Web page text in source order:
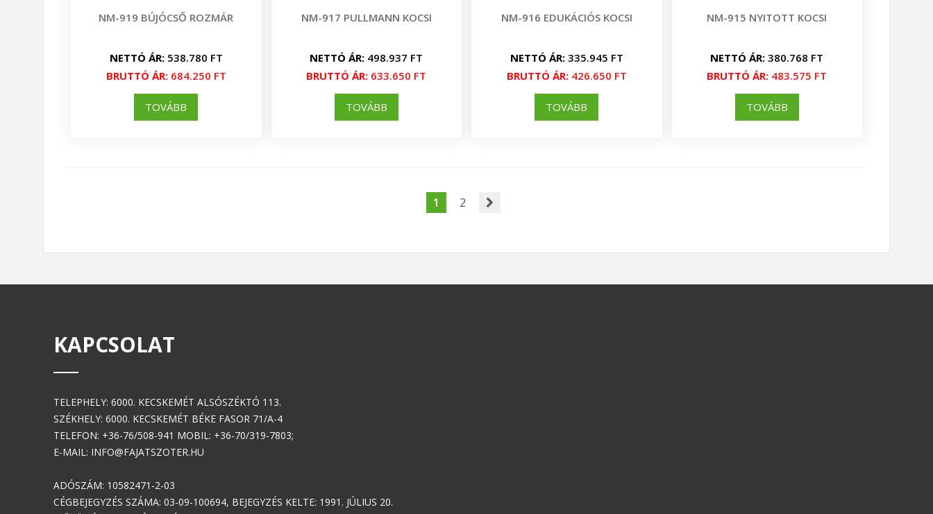
NM-919 BÚJÓCSŐ ROZMÁR
NETTÓ ÁR:538.780 FT
BRUTTÓ ÁR:684.250 FT
TOVÁBB
NM-917 PULLMANN KOCSI
NETTÓ ÁR: 498.937 FT
BRUTTÓ ÁR: 633.650 FT
TOVÁBB
NM-916 EDUKÁCIÓS KOCSI
NETTÓ ÁR:335.945 FT
BRUTTÓ ÁR:426.650 FT
TOVÁBB
NM-915 NYITOTT KOCSI
NETTÓ ÁR: 380.768 FT
BRUTTÓ ÁR: 483.575 FT
TOVÁBB
1 2
KAPCSOLAT
TELEPHELY: 6000. KECSKEMÉT ALSÓSZÉKTÓ 113.
SZÉKHELY: 6000. KECSKEMÉT BÉKE FASOR 71/A-4
TELEFON: +36-76/508-941 MOBIL: +36-70/319-7803;
E-MAIL: INFO@FAJATSZOTER.HU
ADÓSZÁM: 10582471-2-03
CÉGBEJEGYZÉS SZÁMA: 03-09-100694, BEJEGYZÉS KELTE: 1991. JÚLIUS 20.